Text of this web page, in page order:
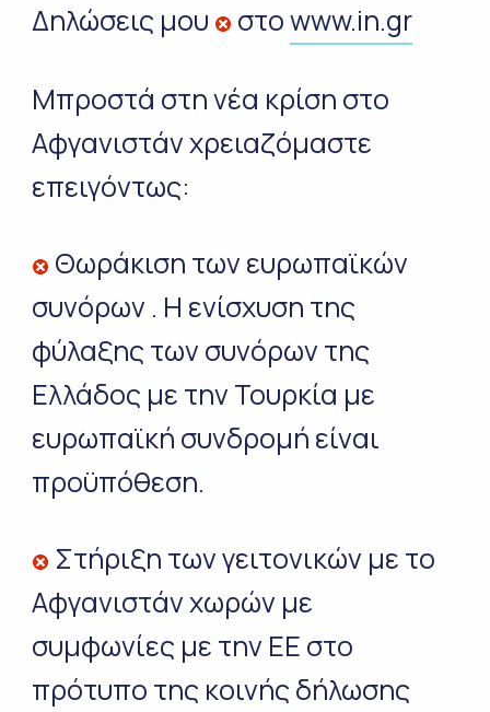
Δηλώσεις μου στοwww.in.gr
Μπροστά στη νέα κρίση στο
Αφγανιστάν χρειαζόμαστε
επειγόντως:
Θωράκιση των ευρωπαϊκών
συνόρων . Η ενίσχυση της
φύλαξης των συνόρων της
Ελλάδος με την Τουρκία με
ευρωπαϊκή συνδρομή είναι
προϋπόθεση.
Στήριξη των γειτονικών με το
Αφγανιστάν χωρών με
συμφωνίες με την ΕΕ στο
πρότυπο της κοινής δήλωσης